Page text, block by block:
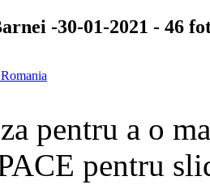
-30-01-2021 - 46
pentru a o
pentru